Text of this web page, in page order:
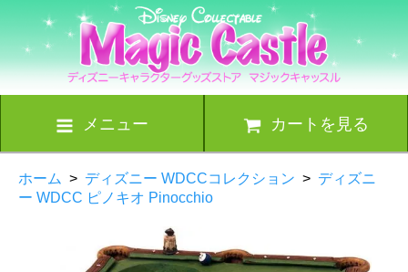
メニュー カートを見る
ホーム > ディズニー WDCCコレクション > ディズニ
ー WDCC ピノキオ Pinocchio